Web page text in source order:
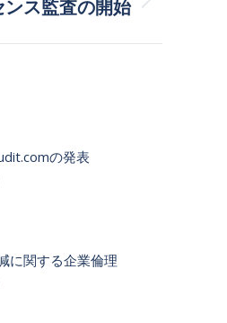
ス監査の開始
の発表
に関する企業倫理